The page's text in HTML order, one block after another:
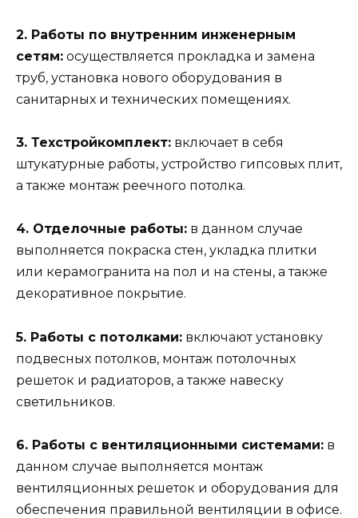
2. Работы по внутренним инженерным
сетям: осуществляется прокладка и замена
труб, установка нового оборудования в
санитарных и технических помещениях.
3. Техстройкомплект: включает в себя
штукатурные работы, устройство гипсовых плит,
а также монтаж реечного потолка.
4. Отделочные работы: в данном случае
выполняется покраска стен, укладка плитки
или керамогранита на пол и на стены, а также
декоративное покрытие.
5. Работы с потолками: включают установку
подвесных потолков, монтаж потолочных
решеток и радиаторов, а также навеску
светильников.
6. Работы с вентиляционными системами: в
данном случае выполняется монтаж
вентиляционных решеток и оборудования для
обеспечения правильной вентиляции в офисе.